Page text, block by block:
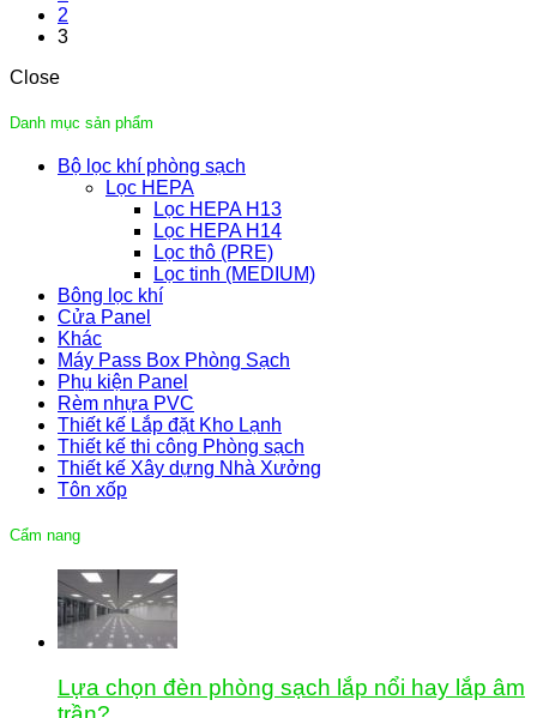
2
3
Close
Danh mục sản phẩm
Bộ lọc khí phòng sạch
Lọc HEPA
Lọc HEPA H13
Lọc HEPA H14
Lọc thô (PRE)
Lọc tinh (MEDIUM)
Bông lọc khí
Cửa Panel
Khác
Máy Pass Box Phòng Sạch
Phụ kiện Panel
Rèm nhựa PVC
Thiết kế Lắp đặt Kho Lạnh
Thiết kế thi công Phòng sạch
Thiết kế Xây dựng Nhà Xưởng
Tôn xốp
Cẩm nang
Lựa chọn đèn phòng sạch lắp nổi hay lắp âm